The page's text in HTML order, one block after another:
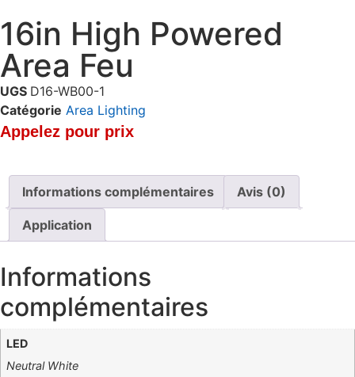
16in High Powered
Area Feu
UGS D16-WB00-1
Catégorie Area Lighting
Appelez pour prix
Informations complémentaires Avis (0)
Application
Informations
complémentaires
LED
Neutral White